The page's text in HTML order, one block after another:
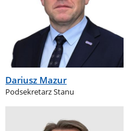
Dariusz Mazur
Podsekretarz Stanu